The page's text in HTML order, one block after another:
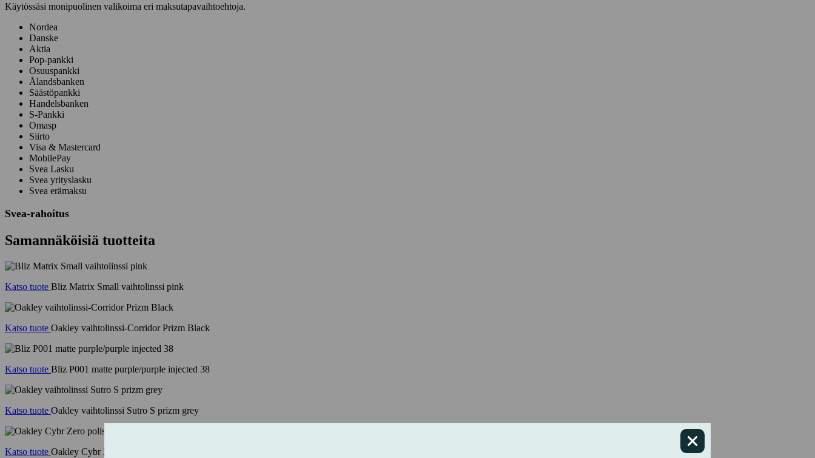
Käytössäsi monipuolinen valikoima eri maksutapavaihtoehtoja.
Nordea
Danske
Aktia
Pop-pankki
Osuuspankki
Ålandsbanken
Säästöpankki
Handelsbanken
S-Pankki
Omasp
Siirto
Visa & Mastercard
MobilePay
Svea Lasku
Svea yrityslasku
Svea erämaksu
Svea-rahoitus
Samannäköisiä tuotteita
Katso tuote Bliz Matrix Small vaihtolinssi pink
Katso tuote Oakley vaihtolinssi-Corridor Prizm Black
Katso tuote Bliz P001 matte purple/purple injected 38
Katso tuote Oakley vaihtolinssi Sutro S prizm grey
Katso tuote Oakley Cybr Zero polished white/prizm sapphire